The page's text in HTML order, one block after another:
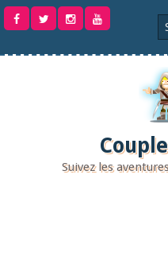
Aller
Suivez les